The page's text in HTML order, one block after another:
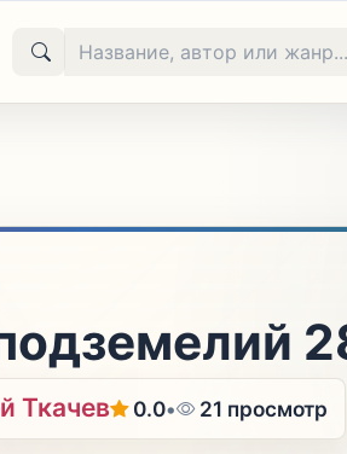
Ткачев 0.0• 21 просмотр